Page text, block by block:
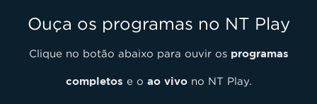
Ouça os programas no NT Play
Clique no botão abaixo para ouvir os programas
completos e o ao vivono NT Play.